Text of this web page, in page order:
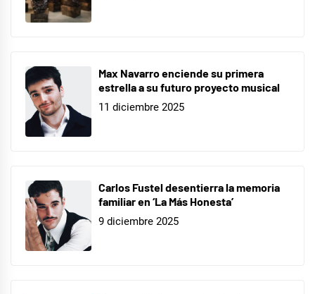
Max Navarro enciende su primera
estrella a su futuro proyecto musical
11 diciembre 2025
Carlos Fustel desentierra la memoria
familiar en ‘La Más Honesta’
9 diciembre 2025